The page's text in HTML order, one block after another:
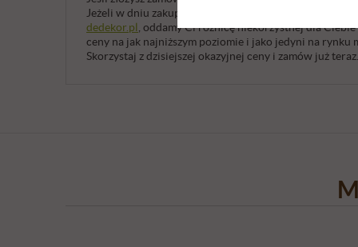
Jeżeli w dniu zakupu znajdziesz w sieci niższą cenę na
dedekor.pl , oddamy Ci różnicę niekorzystnej dla
ceny na jak najniższym poziomie i jako jedyni na rynku
Skorzystaj z dzisiejszej okazyjnej ceny i zamów już teraz.